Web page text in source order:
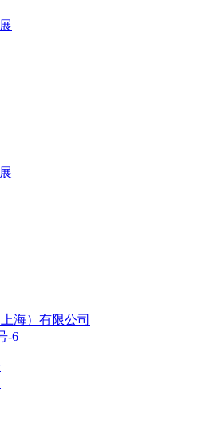
海）有限公司
-6